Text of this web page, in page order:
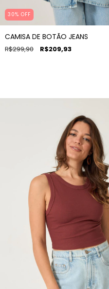
30% OFF
CAMISA DE BOTÃO JEANS
R$299,90 R$209,93